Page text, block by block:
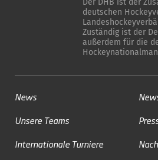
Der DHB ist der
deutschen
Zuständig ist der
außerdem für die
News
Unsere Teams
Internationale Turniere